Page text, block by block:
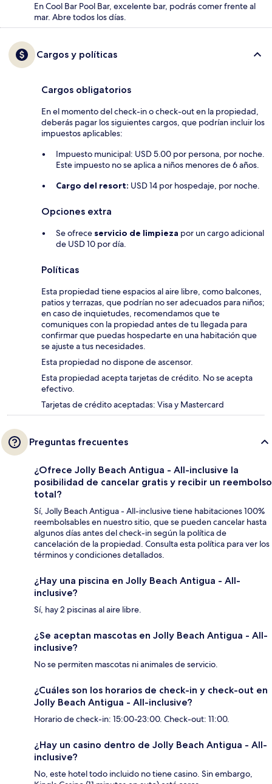
En Cool Bar Pool Bar, excelente bar, podrás comer frente al
mar. Abre todos los días.
Cargos y políticas
Cargos obligatorios
En el momento del check-in o check-out en la propiedad,
deberás pagar los siguientes cargos, que podrían incluir los
impuestos aplicables:
Impuesto municipal: USD 5.00 por persona, por noche.
Este impuesto no se aplica a niños menores de 6 años.
Cargo del resort: USD 14 por hospedaje, por noche.
Opciones extra
Se ofrece servicio de limpieza por un cargo adicional
de USD 10 por día.
Políticas
Esta propiedad tiene espacios al aire libre, como balcones,
patios y terrazas, que podrían no ser adecuados para niños;
en caso de inquietudes, recomendamos que te
comuniques con la propiedad antes de tu llegada para
confirmar que puedas hospedarte en una habitación que
se ajuste a tus necesidades.
Esta propiedad no dispone de ascensor.
Esta propiedad acepta tarjetas de crédito. No se acepta
efectivo.
Tarjetas de crédito aceptadas: Visa y Mastercard
Preguntas frecuentes
¿Ofrece Jolly Beach Antigua - All-inclusive la
posibilidad de cancelar gratis y recibir un reembolso
total?
Sí, Jolly Beach Antigua - All-inclusive tiene habitaciones 100%
reembolsables en nuestro sitio, que se pueden cancelar hasta
algunos días antes del check-in según la política de
cancelación de la propiedad. Consulta esta política para ver los
términos y condiciones detallados.
¿Hay una piscina en Jolly Beach Antigua - All-
inclusive?
Sí, hay 2 piscinas al aire libre.
¿Se aceptan mascotas en Jolly Beach Antigua - All-
inclusive?
No se permiten mascotas ni animales de servicio.
¿Cuáles son los horarios de check-in y check-out en
Jolly Beach Antigua - All-inclusive?
Horario de check-in: 15:00-23:00. Check-out: 11:00.
¿Hay un casino dentro de Jolly Beach Antigua - All-
inclusive?
No, este hotel todo incluido no tiene casino. Sin embargo,